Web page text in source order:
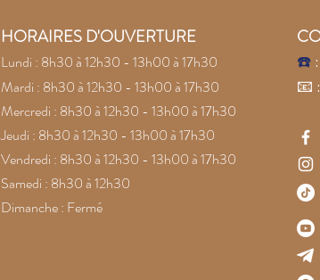
HORAIRES D'OUVERTURE
Lundi : 8h30 à 12h30 - 13h00 à 17h30
Mardi : 8h30 à 12h30 - 13h00 à 17h30
Mercredi : 8h30 à 12h30 - 13h00 à 17h30
Jeudi : 8h30 à 12h30 - 13h00 à 17h30
Vendredi : 8h30 à 12h30 - 13h00 à 17h30
Samedi : 8h30 à 12h30
Dimanche : Fermé
☎️
📧 :